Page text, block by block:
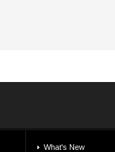
What's New